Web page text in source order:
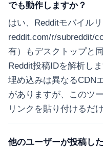
でも動作しますか？
はい、Redditモバイルリ
reddit.com/r/subreddit/
有）もデスクトップと
Reddit投稿IDを解析し
埋め込みは異なるCDN
がありますが、このツ
リンクを貼り付けるだけ
他のユーザーが投稿し